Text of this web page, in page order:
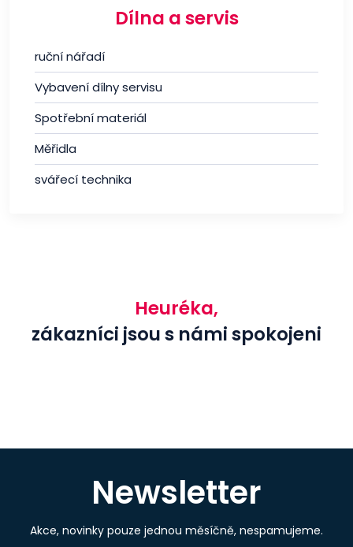
Dílna a servis
ruční nářadí
Vybavení dílny servisu
Spotřební materiál
Měřidla
svářecí technika
Heuréka,
zákazníci jsou s námi spokojeni
Newsletter
Akce, novinky pouze jednou měsíčně, nespamujeme.